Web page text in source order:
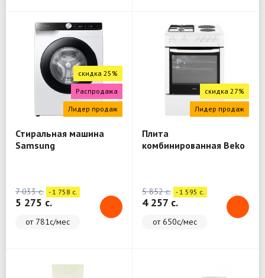
скидка 25%
Распродажа
Лидер продаж
Стиральная машина
Samsung
7 033 c. - 1 758 c.
5 275 c.
от 781с/мес
скидка 27%
Лидер продаж
Плита
комбинированная Beko
5 852 c. - 1 595 c.
4 257 c.
от 650с/мес